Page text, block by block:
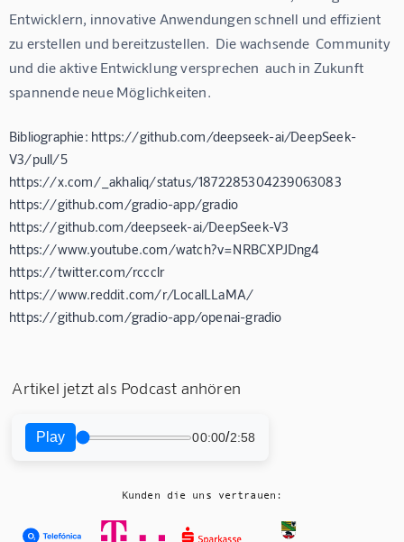
Entwicklern, innovative Anwendungen schnell und effizient
zu erstellen und bereitzustellen.  Die wachsende  Community
und die aktive Entwicklung versprechen  auch in Zukunft
spannende neue Möglichkeiten.
Bibliographie: https://github.com/deepseek-ai/DeepSeek-
V3/pull/5
https://x.com/_akhaliq/status/1872285304239063083
https://github.com/gradio-app/gradio
https://github.com/deepseek-ai/DeepSeek-V3
https://www.youtube.com/watch?v=NRBCXPJDng4
https://twitter.com/rccclr
https://www.reddit.com/r/LocalLLaMA/
https://github.com/gradio-app/openai-gradio
Artikel jetzt als Podcast anhören
Play 00:00/2:58
Kunden die uns vertrauen: